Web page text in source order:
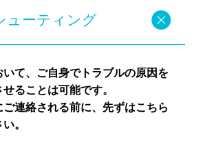
ューティング
いて、ご自身でトラブルの原因を
ることは可能です。
連絡される前に、先ずはこちら
。